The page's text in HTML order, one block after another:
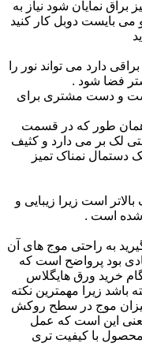
نمایان شود نیاز به
می بایست دوبل کار کنید
دارد می تواند نور را
فضا شود .
و دست مشتری برای
همان طور که در قسمت
لک بر می دارد و کثیف
دستمال نمناک تمیز
است زیرا زیبایی و
شده است .
به راحتی موج های آن
بود پرواضح است که
خرید ورق هایگلاس
زیرا مهمترین نکته
میزان موج در سطح روکش
این است که عمل
با کیفیت تری